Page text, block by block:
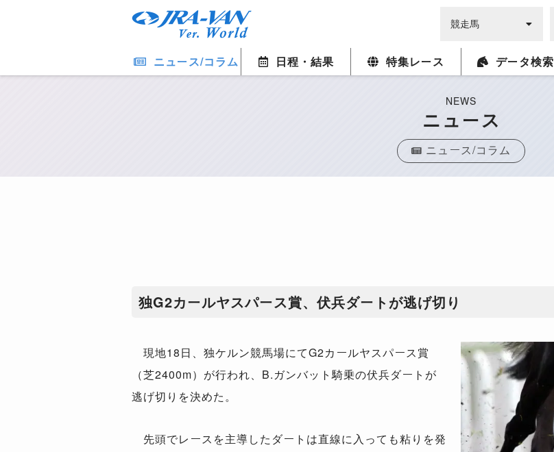
ニュース/コラム 日程・結果 特集レース データ検索
NEWS
ニュース
ニュース/コラム
独G2カールヤスパース賞、伏兵ダートが逃げ切り
現地18日、独ケルン競馬場にてG2カールヤスパース賞
（芝2400m）が行われ、B.ガンバット騎乗の伏兵ダートが
逃げ切りを決めた。
先頭でレースを主導したダートは直線に入っても粘りを発